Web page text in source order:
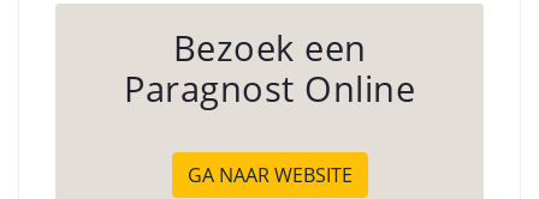
Bezoek een
Paragnost Online
GA NAAR WEBSITE